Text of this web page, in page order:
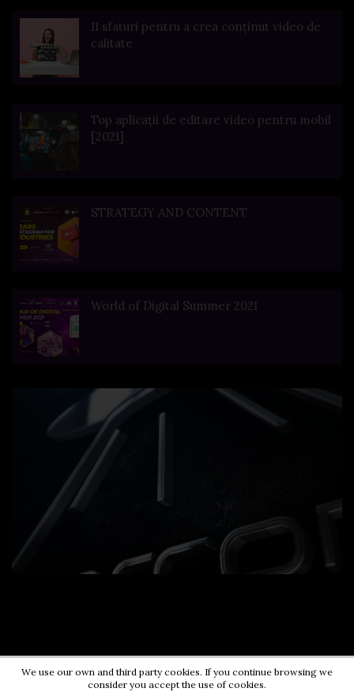
11 sfaturi pentru a crea conținut video de
calitate
Top aplicații de editare video pentru mobil
[2021]
STRATEGY AND CONTENT
World of Digital Summer 2021
Contact us:0724203670|pr@energycorner.ro
We use our own and third party cookies. If you continue browsing we
consider you accept the use of cookies.